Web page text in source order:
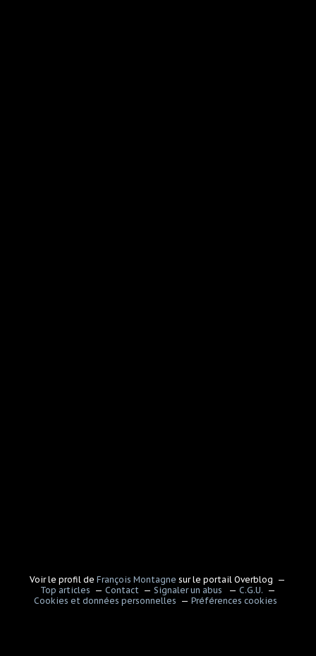
Voir le profil deFrançois Montagne sur le portail Overblog
Top articles
Contact Signaler un abus
C.G.U.
Cookies et données personnelles
Préférences cookies